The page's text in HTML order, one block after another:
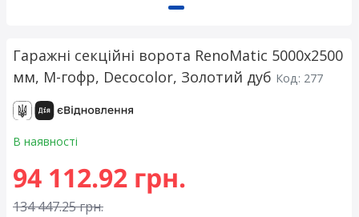
Гаражні секційні ворота RenoMatic 5000x2500
мм, М-гофр, Decocolor, Золотий дуб Код: 277
В наявності
94 112.92 грн.
134 447.25 грн.